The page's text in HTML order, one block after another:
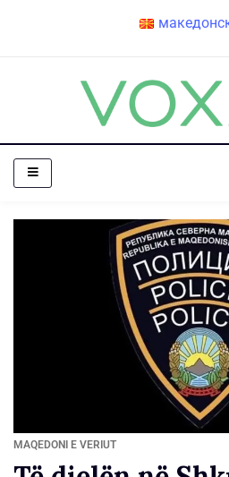
MAQEDONI E VERIUT